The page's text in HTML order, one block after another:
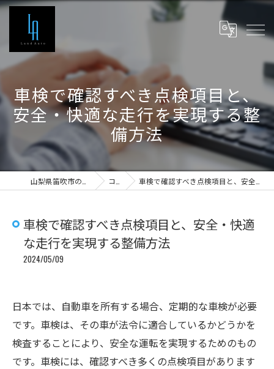
車検で確認すべき点検項目と、
安全・快適な走行を実現する整
備方法
コラム 車検で確認すべき点検項目と、安全・快適な走行を実現する整備方法
車検で確認すべき点検項目と、安全・快適
な走行を実現する整備方法
2024/05/09
日本では、自動車を所有する場合、定期的な車検が必要
です。車検は、その車が法令に適合しているかどうかを
検査することにより、安全な運転を実現するためのもの
です。車検には、確認すべき多くの点検項目があります